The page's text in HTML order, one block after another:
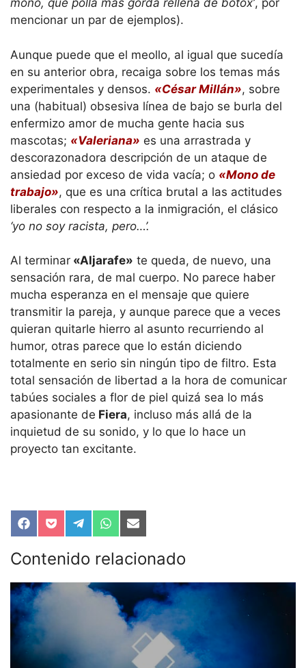
mono, que polla más gorda rellena de botox’, por
mencionar un par de ejemplos).
Aunque puede que el meollo, al igual que sucedía
en su anterior obra, recaiga sobre los temas más
experimentales y densos. «César Millán», sobre
una (habitual) obsesiva línea de bajo se burla del
enfermizo amor de mucha gente hacia sus
mascotas; «Valeriana» es una arrastrada y
descorazonadora descripción de un ataque de
ansiedad por exceso de vida vacía; o «Mono de
trabajo», que es una crítica brutal a las actitudes
liberales con respecto a la inmigración, el clásico
‘yo no soy racista, pero…’.
Al terminar «Aljarafe» te queda, de nuevo, una
sensación rara, de mal cuerpo. No parece haber
mucha esperanza en el mensaje que quiere
transmitir la pareja, y aunque parece que a veces
quieran quitarle hierro al asunto recurriendo al
humor, otras parece que lo están diciendo
totalmente en serio sin ningún tipo de filtro. Esta
total sensación de libertad a la hora de comunicar
tabúes sociales a flor de piel quizá sea lo más
apasionante de Fiera, incluso más allá de la
inquietud de su sonido, y lo que lo hace un
proyecto tan excitante.
Compartir
en
Facebook
Compartir
en
Pocket
Compartir
en
Telegram
Compartir
en
WhatsApp
Compartir
en
Email
Contenido relacionado